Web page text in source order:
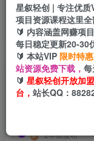
首页 创业课程 VIP
小红书运营全
赚钱！
2年前发布
星叙轻创 | 专注优
项目资源课程这里全
🔰 内容涵盖网赚项
每日稳定更新20-30
🔰 本站VIP 限时特惠
站资源免费下载， 每
🔰 星叙轻创开放加
台， 站长QQ：